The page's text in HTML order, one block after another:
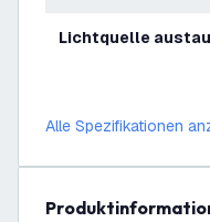
Lichtquelle
Alle Spezifikationen